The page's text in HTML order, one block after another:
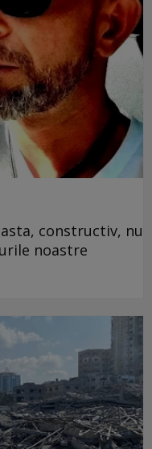
constructiv, nu
noastre